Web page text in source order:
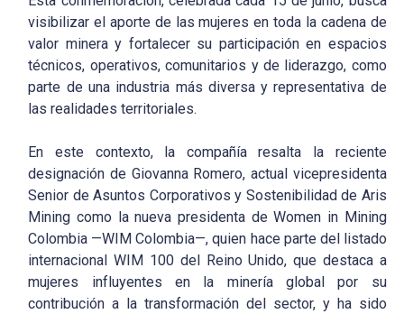
visibilizar el aporte de las mujeres en toda la cadena de
valor minera y fortalecer su participación en espacios
técnicos, operativos, comunitarios y de liderazgo, como
parte de una industria más diversa y representativa de
las realidades territoriales.
En este contexto, la compañía resalta la reciente
designación de Giovanna Romero, actual vicepresidenta
Senior de Asuntos Corporativos y Sostenibilidad de Aris
Mining como la nueva presidenta de Women in Mining
Colombia —WIM Colombia—, quien hace parte del listado
internacional WIM 100 del Reino Unido, que destaca a
mujeres influyentes en la minería global por su
contribución a la transformación del sector, y ha sido